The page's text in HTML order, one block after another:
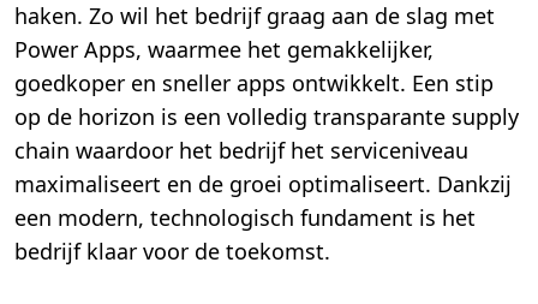
haken. Zo wil het bedrijf graag aan de slag met
Power Apps, waarmee het gemakkelijker,
goedkoper en sneller apps ontwikkelt. Een stip
op de horizon is een volledig transparante supply
chain waardoor het bedrijf het serviceniveau
maximaliseert en de groei optimaliseert. Dankzij
een modern, technologisch fundament is het
bedrijf klaar voor de toekomst.